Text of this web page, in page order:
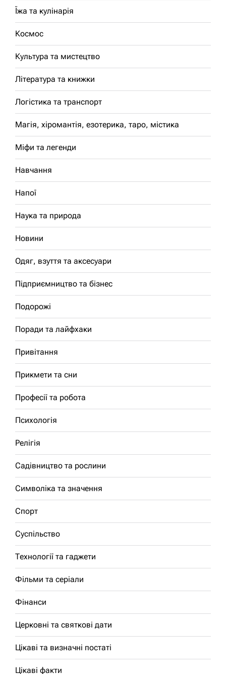
Їжа та кулінарія
Космос
Культура та мистецтво
Література та книжки
Логістика та транспорт
Магія, хіромантія, езотерика, таро, містика
Міфи та легенди
Навчання
Напої
Наука та природа
Новини
Одяг, взуття та аксесуари
Підприємництво та бізнес
Подорожі
Поради та лайфхаки
Привітання
Прикмети та сни
Професії та робота
Психологія
Релігія
Садівництво та рослини
Символіка та значення
Спорт
Суспільство
Технології та гаджети
Фільми та серіали
Фінанси
Церковні та святкові дати
Цікаві та визначні постаті
Цікаві факти